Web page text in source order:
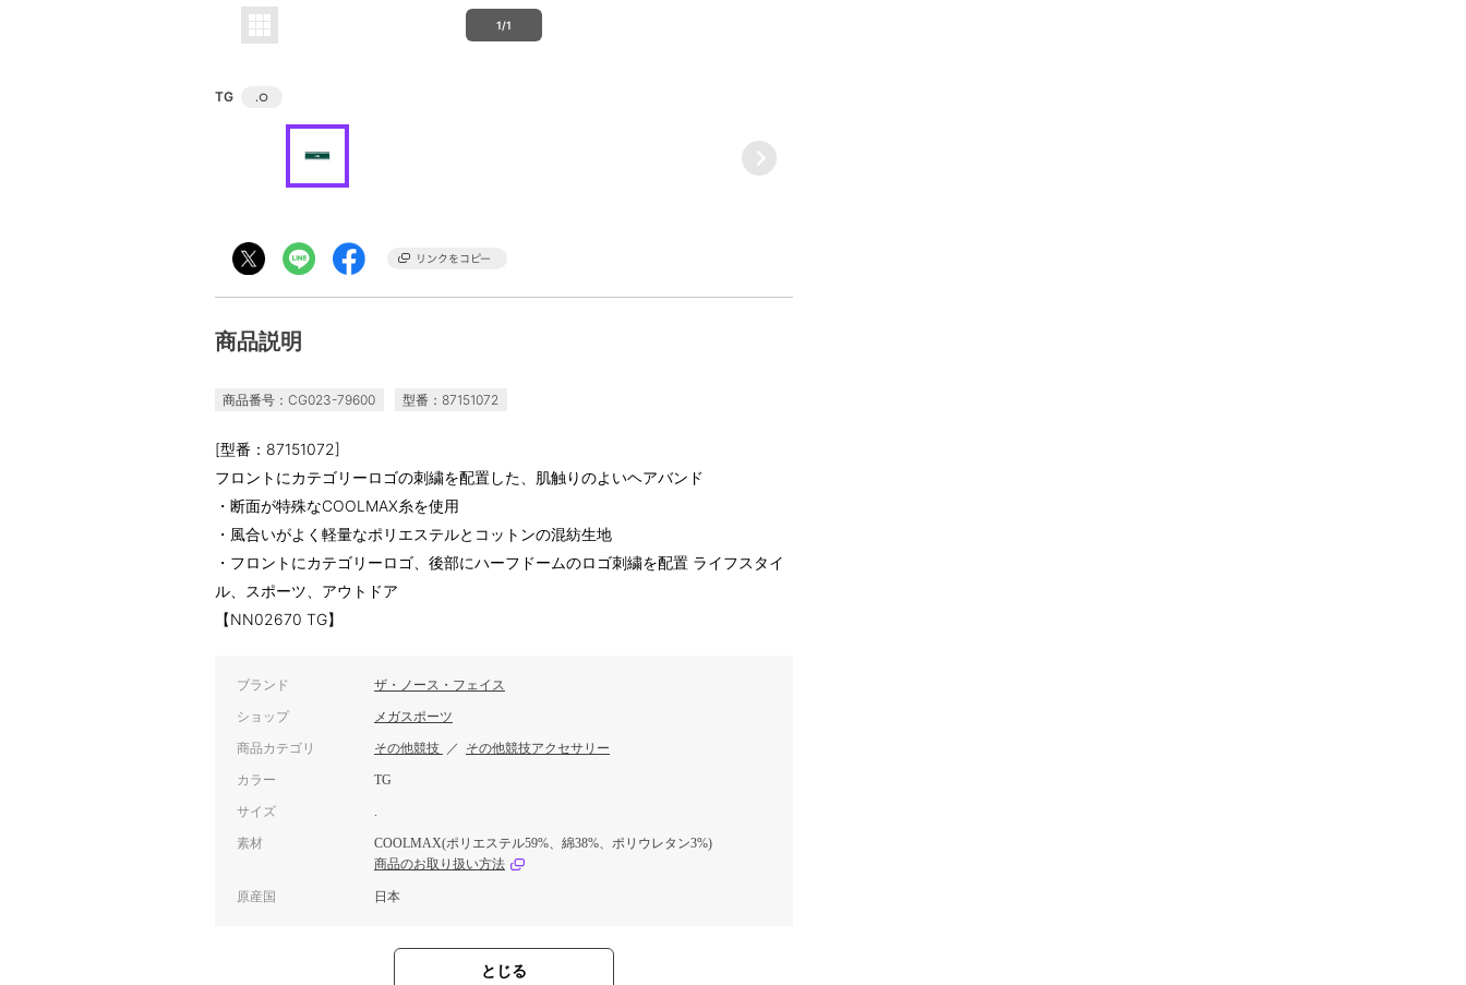
1/1
TG .○
商品説明
商品番号：CG023-79600 型番：87151072
[型番：87151072]
フロントにカテゴリーロゴの刺繍を配置した、肌触りのよいヘアバンド
・断面が特殊なCOOLMAX糸を使用
・風合いがよく軽量なポリエステルとコットンの混紡生地
・フロントにカテゴリーロゴ、後部にハーフドームのロゴ刺繍を配置 ライフスタイ
ル、スポーツ、アウトドア
【NN02670 TG】
ブランド ザ・ノース・フェイス
ショップ メガスポーツ
商品カテゴリ その他競技 ／ その他競技アクセサリー
カラー TG
サイズ .
素材
COOLMAX(ポリエステル59%、綿38%、ポリウレタン3%)
商品のお取り扱い方法
原産国 日本
とじる